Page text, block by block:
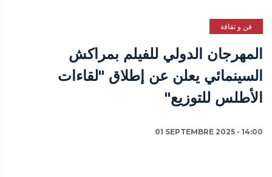
فن و ثقافة
المهرجان الدولي للفيلم بمراكش
السينمائي يعلن عن إطلاق "لقاءات
الأطلس للتوزيع"
01 SEPTEMBRE 2025 - 14:00